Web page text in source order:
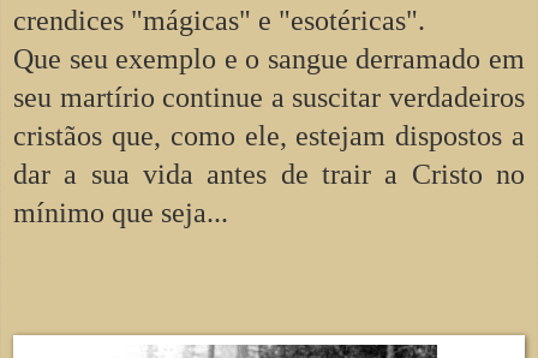
crendices "mágicas" e "esotéricas".
Que seu exemplo e o sangue derramado em
seu martírio continue a suscitar verdadeiros
cristãos que, como ele, estejam dispostos a
dar a sua vida antes de trair a Cristo no
mínimo que seja...